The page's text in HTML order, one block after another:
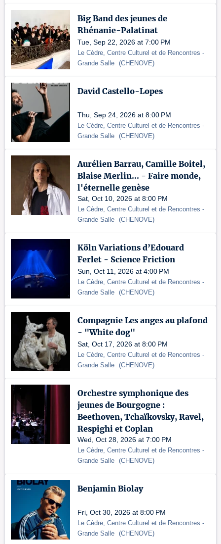
Big Band des jeunes de
Rhénanie-Palatinat
Tue, Sep 22, 2026 at 7:00 PM
Le Cèdre, Centre Culturel et de Rencontres -
Grande Salle (CHENOVE)
David Castello-Lopes
Thu, Sep 24, 2026 at 8:00 PM
Le Cèdre, Centre Culturel et de Rencontres -
Grande Salle (CHENOVE)
Aurélien Barrau, Camille Boitel,
Blaise Merlin... - Faire monde,
l'éternelle genèse
Sat, Oct 10, 2026 at 8:00 PM
Le Cèdre, Centre Culturel et de Rencontres -
Grande Salle (CHENOVE)
Köln Variations d’Edouard
Ferlet - Science Friction
Sun, Oct 11, 2026 at 4:00 PM
Le Cèdre, Centre Culturel et de Rencontres -
Grande Salle (CHENOVE)
Compagnie Les anges au plafond
- "White dog"
Sat, Oct 17, 2026 at 8:00 PM
Le Cèdre, Centre Culturel et de Rencontres -
Grande Salle (CHENOVE)
Orchestre symphonique des
jeunes de Bourgogne :
Beethoven, Tchaïkovsky, Ravel,
Respighi et Coplan
Wed, Oct 28, 2026 at 7:00 PM
Le Cèdre, Centre Culturel et de Rencontres -
Grande Salle (CHENOVE)
Benjamin Biolay
Fri, Oct 30, 2026 at 8:00 PM
Le Cèdre, Centre Culturel et de Rencontres -
Grande Salle (CHENOVE)